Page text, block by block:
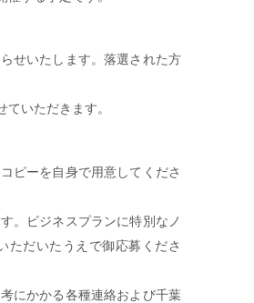
せいたします。落選された方
いただきます。
ピーを自身で用意してくださ
。ビジネスプランに特別なノ
ただいたうえで御応募くださ
にかかる各種連絡および千葉